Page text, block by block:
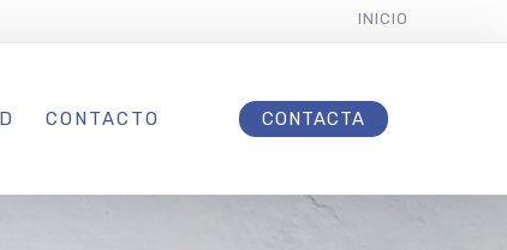
INICIO
CONTACTO CONTACTA